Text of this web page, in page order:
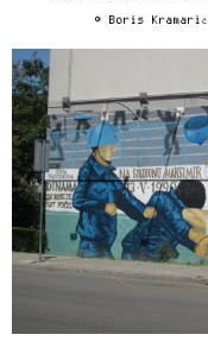
© Boris Kramarić